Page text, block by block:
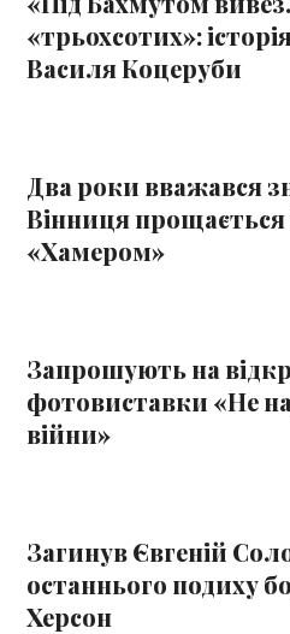
«трьохсотих»:
Василя Коцеруби
Два роки вважався
Вінниця прощається
«Хамером»
Запрошують на
фотовиставки «Не
війни»
Загинув Євгеній
останнього подиху
Херсон